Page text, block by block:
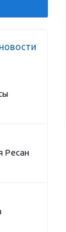
Ресан